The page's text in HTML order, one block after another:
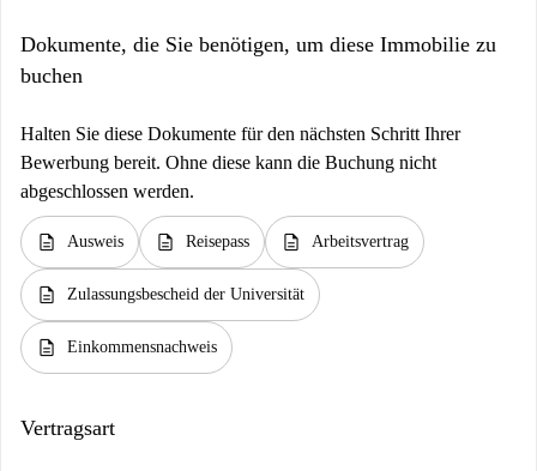
Dokumente, die Sie benötigen, um diese Immobilie zu
buchen
Halten Sie diese Dokumente für den nächsten Schritt Ihrer
Bewerbung bereit. Ohne diese kann die Buchung nicht
abgeschlossen werden.
description Ausweis description Reisepass description Arbeitsvertrag
description Zulassungsbescheid der Universität
description Einkommensnachweis
Vertragsart